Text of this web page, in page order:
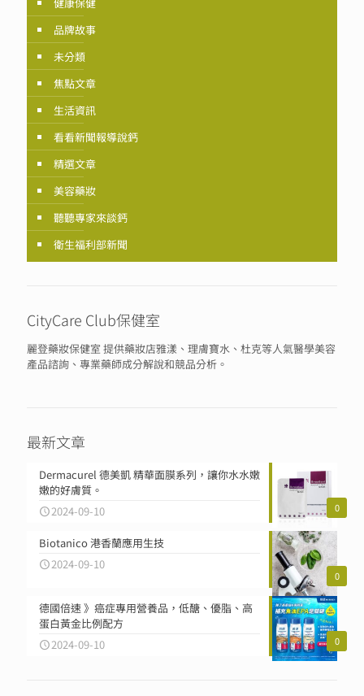
品牌故事
未分類
焦點文章
生活資訊
看看新聞報導說鈣
精選文章
美容藥妝
聽聽專家來談鈣
衛生福利部新聞
CityCare Club保健室
麗登藥妝保健室 提供藥妝店雅漾、理膚寶水、杜克等人氣醫學美容
產品諮詢、專業藥師成分解說和競品分析。
最新文章
0
Dermacurel 德美凱 精華面膜系列，讓你水水嫩
嫩的好膚質。
2024-09-10
0
Biotanico 港香蘭應用生技
2024-09-10
0
德國倍速 》癌症專用營養品，低醣、優脂、高
蛋白黃金比例配方
2024-09-10